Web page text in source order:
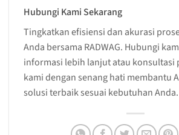
Hubungi Kami Sekarang
Tingkatkan efisiensi dan akurasi
Anda bersama RADWAG. Hubungi
informasi lebih lanjut atau konsultasi
kami dengan senang hati membantu
solusi terbaik sesuai kebutuhan Anda.